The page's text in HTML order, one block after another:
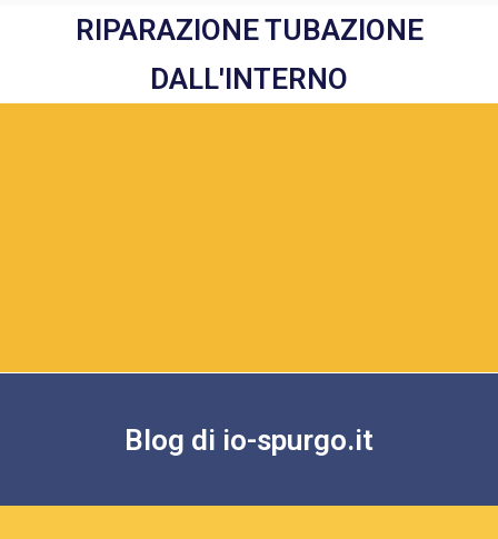
RIPARAZIONE TUBAZIONE
DALL'INTERNO
Blog di io-spurgo.it